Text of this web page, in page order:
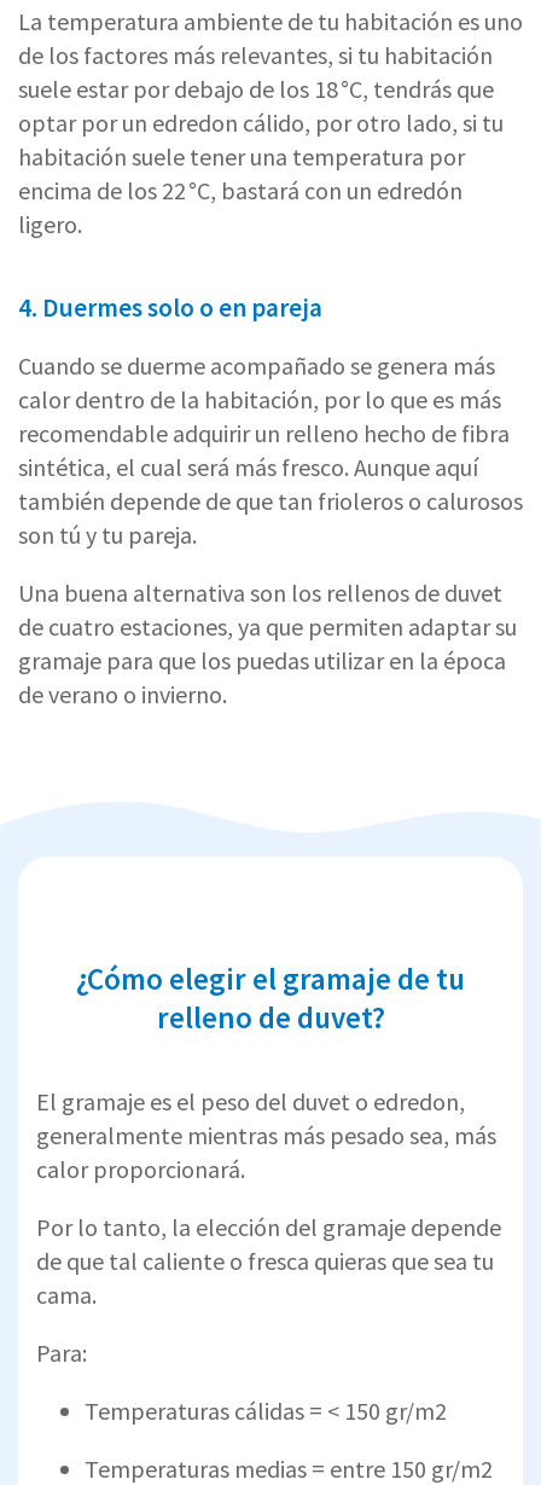
La temperatura ambiente de tu habitación es uno
de los factores más relevantes, si tu habitación
suele estar por debajo de los 18 °C, tendrás que
optar por un edredon cálido, por otro lado, si tu
habitación suele tener una temperatura por
encima de los 22 °C, bastará con un edredón
ligero.
4. Duermes solo o en pareja
Cuando se duerme acompañado se genera más
calor dentro de la habitación, por lo que es más
recomendable adquirir un relleno hecho de fibra
sintética, el cual será más fresco. Aunque aquí
también depende de que tan frioleros o calurosos
son tú y tu pareja.
Una buena alternativa son los rellenos de duvet
de cuatro estaciones, ya que permiten adaptar su
gramaje para que los puedas utilizar en la época
de verano o invierno.
¿Cómo elegir el gramaje de tu
relleno de duvet?
El gramaje es el peso del duvet o edredon,
generalmente mientras más pesado sea, más
calor proporcionará.
Por lo tanto, la elección del gramaje depende
de que tal caliente o fresca quieras que sea tu
cama.
Para:
Temperaturas cálidas = < 150 gr/m2
Temperaturas medias = entre 150 gr/m2